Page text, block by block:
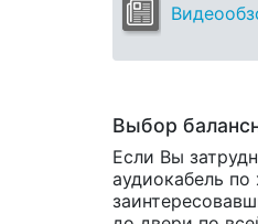
Выбор
Если Вы
аудиокабель